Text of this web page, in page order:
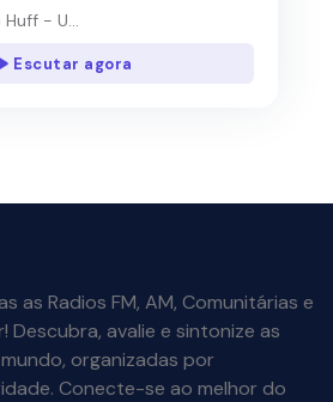
Huff - U...
Escutar agora
as Radios FM, AM, Comunitárias e
Descubra, avalie e sintonize as
organizadas por
Conecte-se ao melhor do